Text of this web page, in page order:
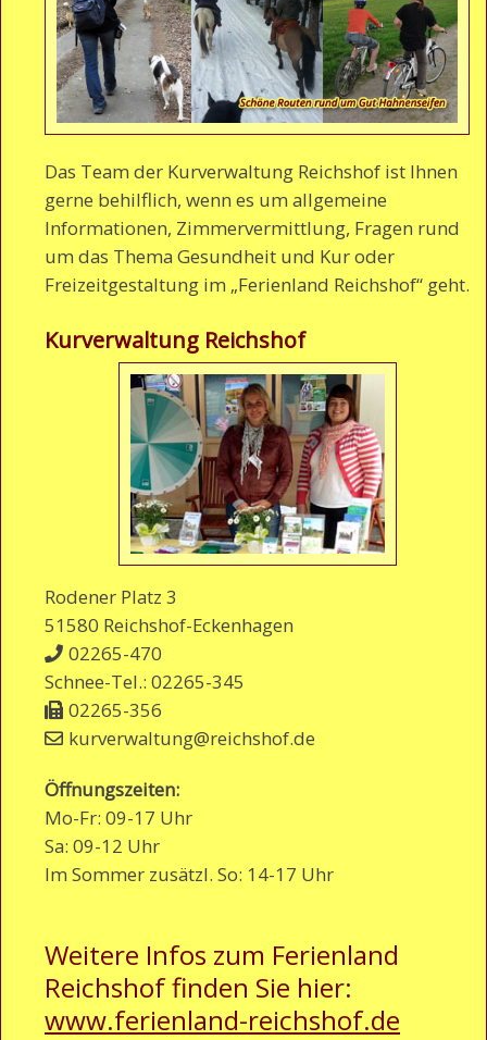
Das Team der Kurverwaltung Reichshof ist Ihnen
gerne behilflich, wenn es um allgemeine
Informationen, Zimmervermittlung, Fragen rund
um das Thema Gesundheit und Kur oder
Freizeitgestaltung im „Ferienland Reichshof“ geht.
Kurverwaltung Reichshof
Rodener Platz 3
51580 Reichshof-Eckenhagen
02265-470
Schnee-Tel.: 02265-345
02265-356
kurverwaltung@reichshof.de
Öffnungszeiten:
Mo-Fr: 09-17 Uhr
Sa: 09-12 Uhr
Im Sommer zusätzl. So: 14-17 Uhr
Weitere Infos zum Ferienland
Reichshof finden Sie hier:
www.ferienland-reichshof.de